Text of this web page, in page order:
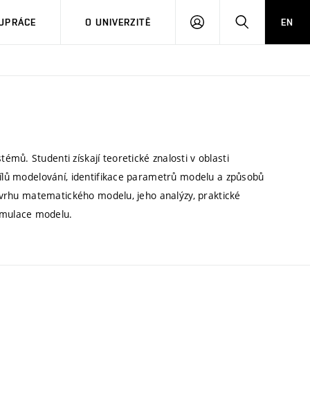
O UNIVERZITĚ
PŘIHLÁSIT HLEDATEN
Studenti získají teoretické znalosti v oblasti
modelování, identifikace parametrů modelu a způsobů
matematického modelu, jeho analýzy, praktické
modelu.